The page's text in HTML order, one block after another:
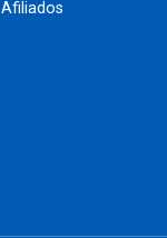
Afiliados